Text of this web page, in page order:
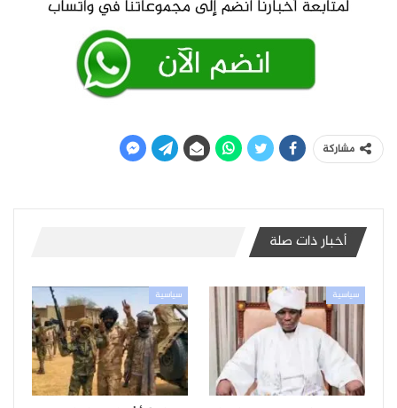
مشاركة
أخبار ذات صلة
سياسية سياسية